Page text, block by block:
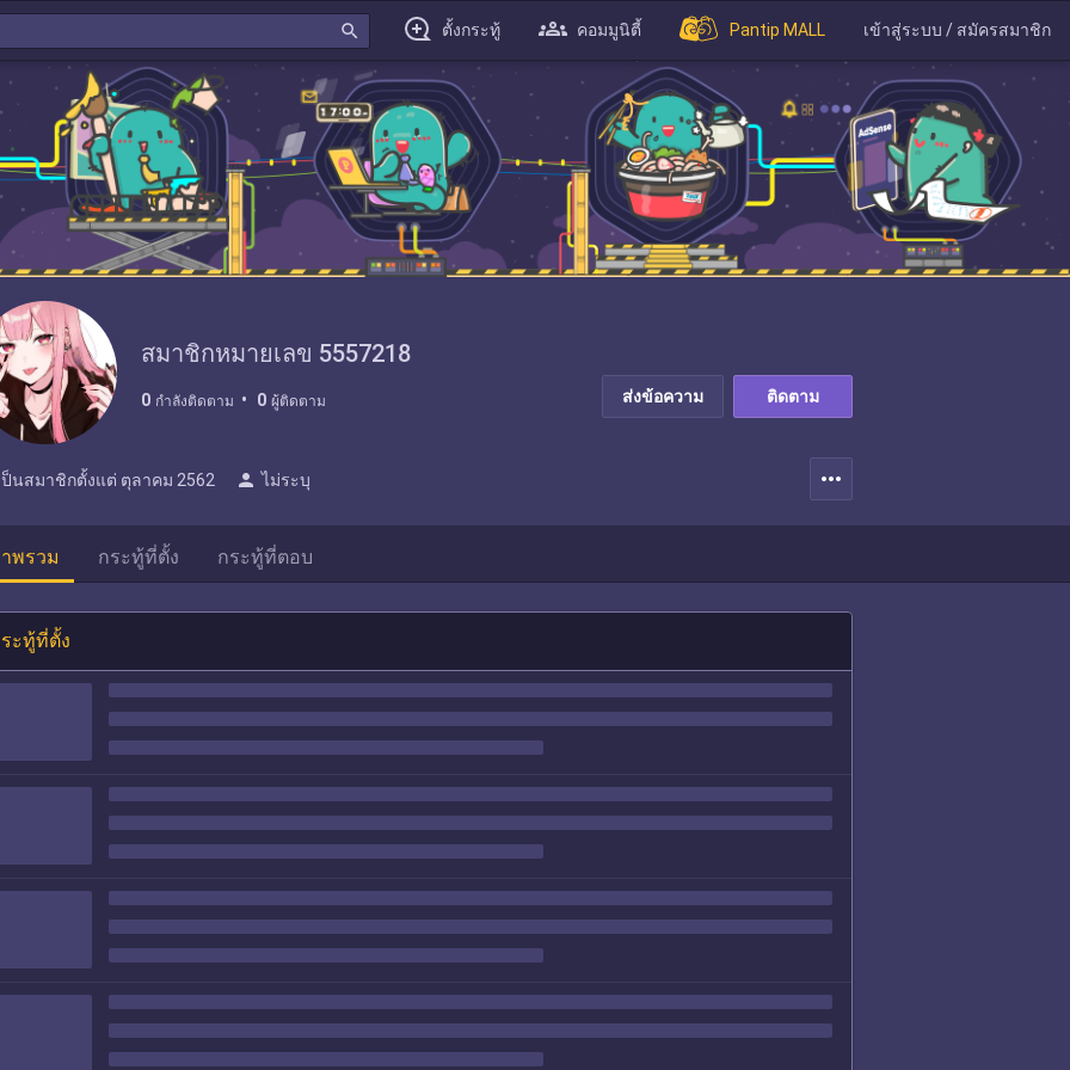
search ตั้งกระทู้ คอมมูนิตี้ Pantip MALL เข้าสู่ระบบ / สมัครสมาชิก
สมาชิกหมายเลข 5557218
0 กำลังติดตาม 0 ผู้ติดตาม ส่งข้อความ ติดตาม
ป็นสมาชิกตั้งแต่ ตุลาคม 2562 person ไม่ระบุ more_horiz
พรวม กระทู้ที่ตั้ง กระทู้ที่ตอบ
ะทู้ที่ตั้ง